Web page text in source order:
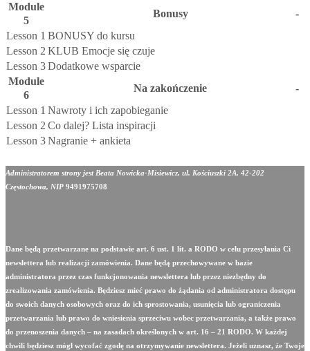
Module
5
Bonusy
-
Lesson 1 BONUSY do kursu
Lesson 2 KLUB Emocje się czuje
Lesson 3Dodatkowe wsparcie
Module
6
Na zakończenie
-
Lesson 1 Nawroty i ich zapobieganie
Lesson 2 Co dalej? Lista inspiracji
Lesson 3Nagranie + ankieta
Administratorem strony jest Beata Nowicka-Misiewicz, ul. Kościuszki 2A, 42-202
Częstochowa, NIP 9491975708
Dane będą przetwarzane na podstawie art. 6 ust. 1 lit. a RODO w celu przesyłania Ci
newslettera lub realizacji zamówienia. Dane będą przechowywane w bazie
administratora przez czas funkcjonowania newslettera lub przez niezbędny do
zrealizowania zamówienia. Będziesz mieć prawo do żądania od administratora dostępu
do swoich danych osobowych oraz do ich sprostowania, usunięcia lub ograniczenia
przetwarzania lub prawo do wniesienia sprzeciwu wobec przetwarzania, a także prawo
do przenoszenia danych – na zasadach określonych w art. 16 – 21 RODO. W każdej
chwili będziesz mógł wycofać zgodę na otrzymywanie newslettera. Jeżeli uznasz, że Twoje